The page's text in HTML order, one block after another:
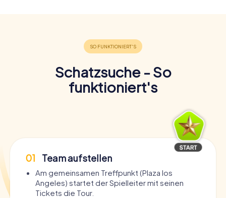
Schatzsuche - So
funktioniert's
01 Team aufstellen
Am gemeinsamen Treffpunkt (Plaza los
Angeles) startet der Spielleiter mit seinen
Tickets die Tour.